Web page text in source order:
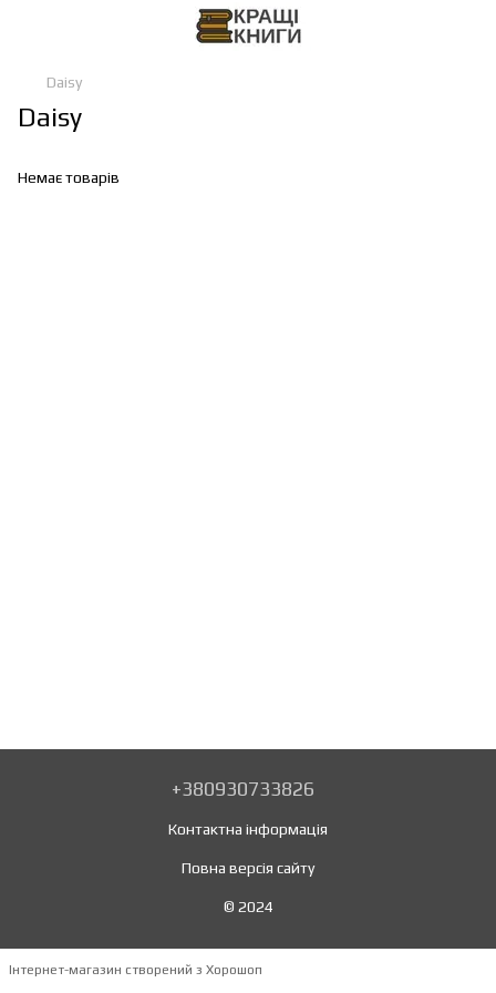
Daisy
Daisy
Немає товарів
+380930733826
Контактна інформація
Повна версія сайту
© 2024
Інтернет-магазин створений з Хорошоп